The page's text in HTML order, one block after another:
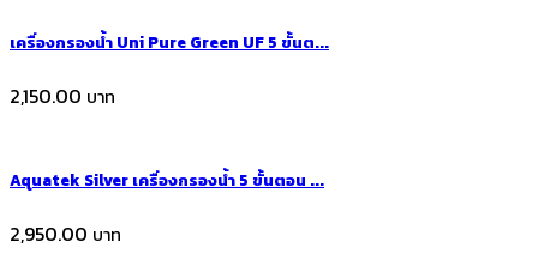
เครื่องกรองน้ำ Uni Pure Green UF 5 ขั้นต...
2,150.00
Aquatek Silver เครื่องกรองน้ำ 5 ขั้นตอน ...
2,950.00